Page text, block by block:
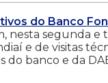
do Banco
nesta segunda e
e de visitas
do banco e da